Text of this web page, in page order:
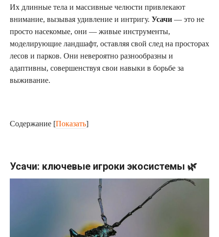
Их длинные тела и массивные челюсти привлекают
внимание, вызывая удивление и интригу. Усачи — это не
просто насекомые, они — живые инструменты,
моделирующие ландшафт, оставляя свой след на просторах
лесов и парков. Они невероятно разнообразны и
адаптивны, совершенствуя свои навыки в борьбе за
выживание.
Содержание [Показать]
Усачи: ключевые игроки экосистемы 🌿